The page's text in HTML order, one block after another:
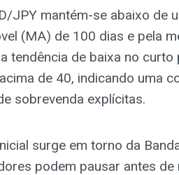
JPY mantém-se abaixo de
(MA) de 100 dias e pela
tendência de baixa no
de 40, indicando uma
sobrevenda explícitas.
surge em torno da
podem pausar antes